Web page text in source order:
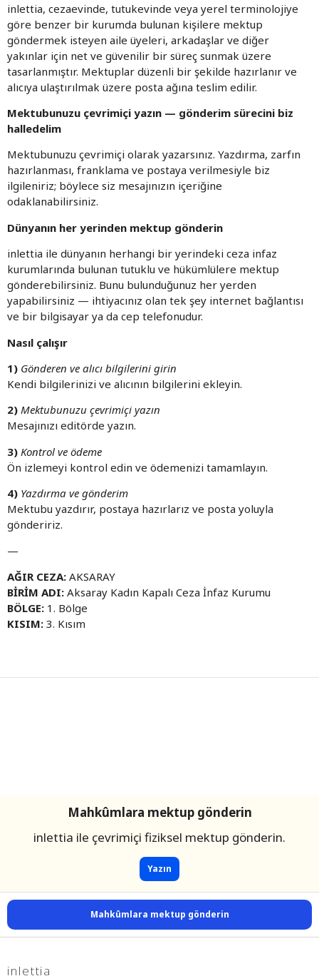
inlettia, cezaevinde, tutukevinde veya yerel terminolojiye
göre benzer bir kurumda bulunan kişilere mektup
göndermek isteyen aile üyeleri, arkadaşlar ve diğer
yakınlar için net ve güvenilir bir süreç sunmak üzere
tasarlanmıştır. Mektuplar düzenli bir şekilde hazırlanır ve
alıcıya ulaştırılmak üzere posta ağına teslim edilir.
Mektubunuzu çevrimiçi yazın — gönderim sürecini biz
halledelim
Mektubunuzu çevrimiçi olarak yazarsınız. Yazdırma, zarfın
hazırlanması, franklama ve postaya verilmesiyle biz
ilgileniriz; böylece siz mesajınızın içeriğine
odaklanabilirsiniz.
Dünyanın her yerinden mektup gönderin
inlettia ile dünyanın herhangi bir yerindeki ceza infaz
kurumlarında bulunan tutuklu ve hükümlülere mektup
gönderebilirsiniz. Bunu bulunduğunuz her yerden
yapabilirsiniz — ihtiyacınız olan tek şey internet bağlantısı
ve bir bilgisayar ya da cep telefonudur.
Nasıl çalışır
1) Gönderen ve alıcı bilgilerini girin
Kendi bilgilerinizi ve alıcının bilgilerini ekleyin.
2) Mektubunuzu çevrimiçi yazın
Mesajınızı editörde yazın.
3) Kontrol ve ödeme
Ön izlemeyi kontrol edin ve ödemenizi tamamlayın.
4) Yazdırma ve gönderim
Mektubu yazdırır, postaya hazırlarız ve posta yoluyla
göndeririz.
—
AĞIR CEZA: AKSARAY
BİRİM ADI: Aksaray Kadın Kapalı Ceza İnfaz Kurumu
BÖLGE: 1. Bölge
KISIM: 3. Kısım
Mahkûmlara mektup gönderin
inlettia ile çevrimiçi fiziksel mektup gönderin.
Yazın
Mahkûmlara mektup gönderin
inlettia